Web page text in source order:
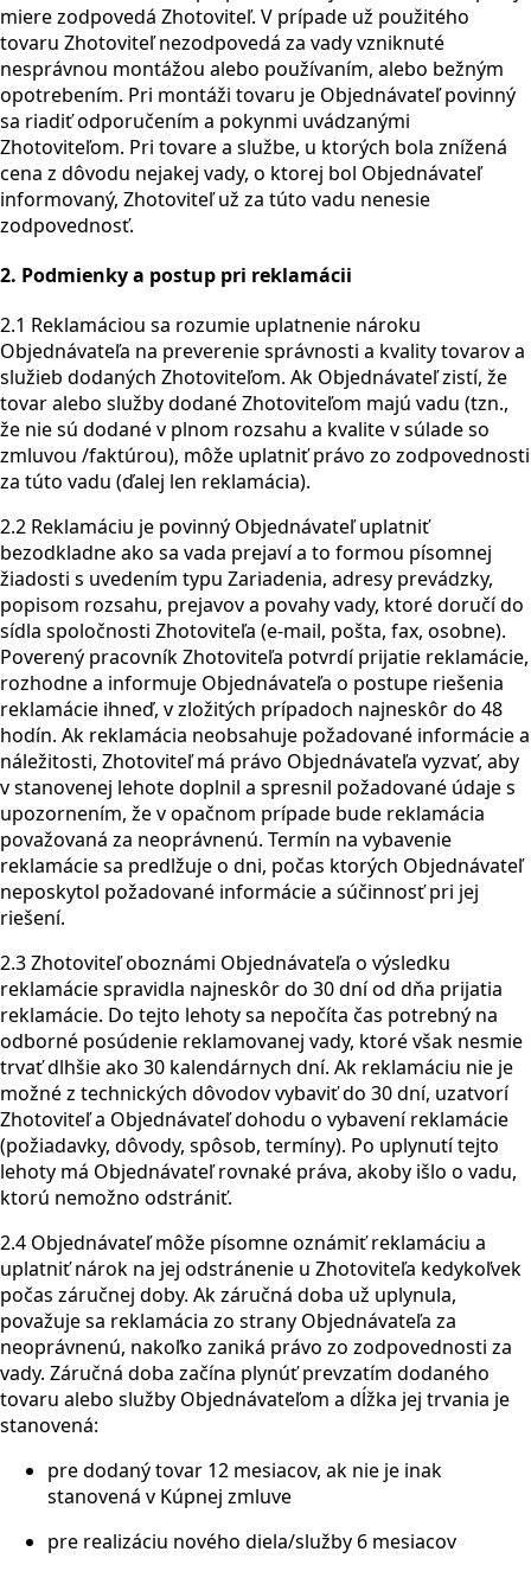
miere zodpovedá Zhotoviteľ. V prípade už použitého
tovaru Zhotoviteľ nezodpovedá za vady vzniknuté
nesprávnou montážou alebo používaním, alebo bežným
opotrebením. Pri montáži tovaru je Objednávateľ povinný
sa riadiť odporučením a pokynmi uvádzanými
Zhotoviteľom. Pri tovare a službe, u ktorých bola znížená
cena z dôvodu nejakej vady, o ktorej bol Objednávateľ
informovaný, Zhotoviteľ už za túto vadu nenesie
zodpovednosť.
2. Podmienky a postup pri reklamácii
2.1 Reklamáciou sa rozumie uplatnenie nároku
Objednávateľa na preverenie správnosti a kvality tovarov a
služieb dodaných Zhotoviteľom. Ak Objednávateľ zistí, že
tovar alebo služby dodané Zhotoviteľom majú vadu (tzn.,
že nie sú dodané v plnom rozsahu a kvalite v súlade so
zmluvou /faktúrou), môže uplatniť právo zo zodpovednosti
za túto vadu (ďalej len reklamácia).
2.2 Reklamáciu je povinný Objednávateľ uplatniť
bezodkladne ako sa vada prejaví a to formou písomnej
žiadosti s uvedením typu Zariadenia, adresy prevádzky,
popisom rozsahu, prejavov a povahy vady, ktoré doručí do
sídla spoločnosti Zhotoviteľa (e-mail, pošta, fax, osobne).
Poverený pracovník Zhotoviteľa potvrdí prijatie reklamácie,
rozhodne a informuje Objednávateľa o postupe riešenia
reklamácie ihneď, v zložitých prípadoch najneskôr do 48
hodín. Ak reklamácia neobsahuje požadované informácie a
náležitosti, Zhotoviteľ má právo Objednávateľa vyzvať, aby
v stanovenej lehote doplnil a spresnil požadované údaje s
upozornením, že v opačnom prípade bude reklamácia
považovaná za neoprávnenú. Termín na vybavenie
reklamácie sa predlžuje o dni, počas ktorých Objednávateľ
neposkytol požadované informácie a súčinnosť pri jej
riešení.
2.3 Zhotoviteľ oboznámi Objednávateľa o výsledku
reklamácie spravidla najneskôr do 30 dní od dňa prijatia
reklamácie. Do tejto lehoty sa nepočíta čas potrebný na
odborné posúdenie reklamovanej vady, ktoré však nesmie
trvať dlhšie ako 30 kalendárnych dní. Ak reklamáciu nie je
možné z technických dôvodov vybaviť do 30 dní, uzatvorí
Zhotoviteľ a Objednávateľ dohodu o vybavení reklamácie
(požiadavky, dôvody, spôsob, termíny). Po uplynutí tejto
lehoty má Objednávateľ rovnaké práva, akoby išlo o vadu,
ktorú nemožno odstrániť.
2.4 Objednávateľ môže písomne oznámiť reklamáciu a
uplatniť nárok na jej odstránenie u Zhotoviteľa kedykoľvek
počas záručnej doby. Ak záručná doba už uplynula,
považuje sa reklamácia zo strany Objednávateľa za
neoprávnenú, nakoľko zaniká právo zo zodpovednosti za
vady. Záručná doba začína plynúť prevzatím dodaného
tovaru alebo služby Objednávateľom a dĺžka jej trvania je
stanovená:
pre dodaný tovar 12 mesiacov, ak nie je inak
stanovená v Kúpnej zmluve
pre realizáciu nového diela/služby 6 mesiacov